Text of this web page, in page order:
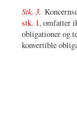
Stk. 3.
stk. 1, omfatter
obligationer og
konvertible